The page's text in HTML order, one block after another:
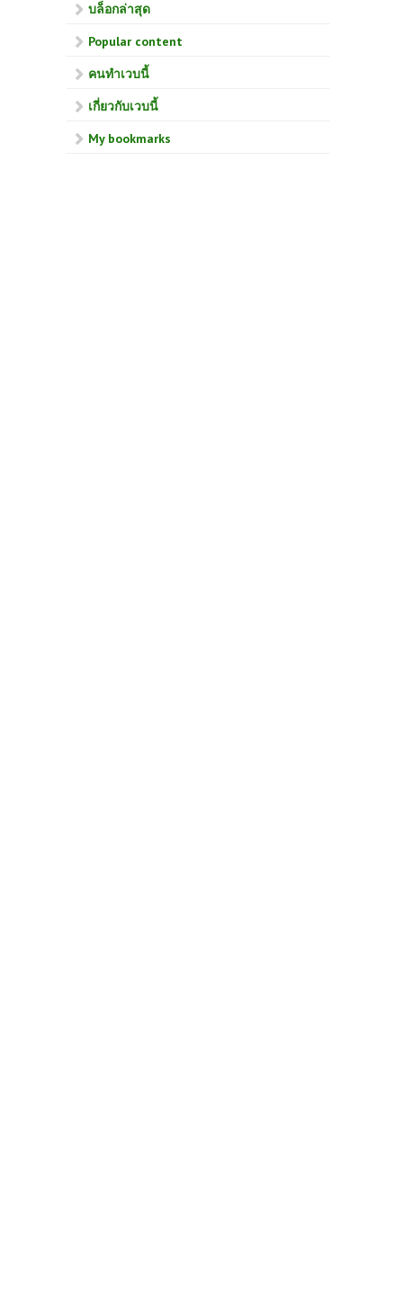
บล็อกล่าสุด
Popular content
คนทำเวบนี้
เกี่ยวกับเวบนี้
My bookmarks